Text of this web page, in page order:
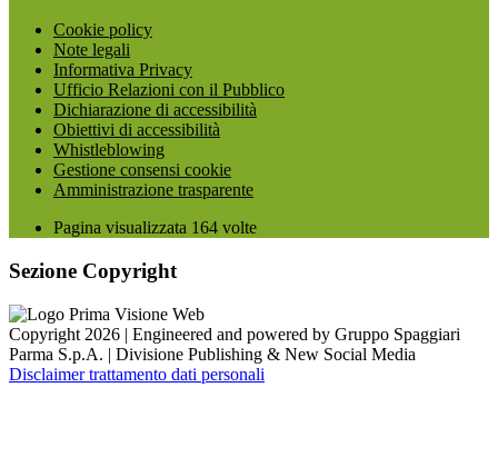
Cookie policy
Note legali
Informativa Privacy
Ufficio Relazioni con il Pubblico
Dichiarazione di accessibilità
Obiettivi di accessibilità
Whistleblowing
Gestione consensi cookie
Amministrazione trasparente
Pagina visualizzata 164 volte
Sezione Copyright
Copyright 2026 | Engineered and powered by Gruppo Spaggiari
Parma S.p.A. | Divisione Publishing & New Social Media
Disclaimer trattamento dati personali